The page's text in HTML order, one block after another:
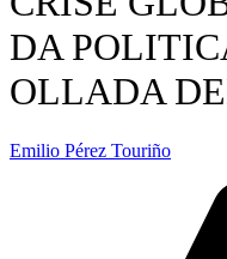
DA
OLLADA
Emilio Pérez Touriño